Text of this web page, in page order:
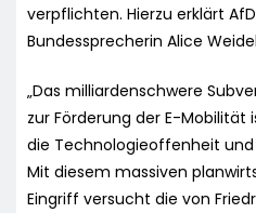
verpflichten. Hierzu erklärt
Bundessprecherin Alice
„Das milliardenschwere
zur Förderung der E-Mobilität
die Technologieoffenheit
Mit diesem massiven
Eingriff versucht die von